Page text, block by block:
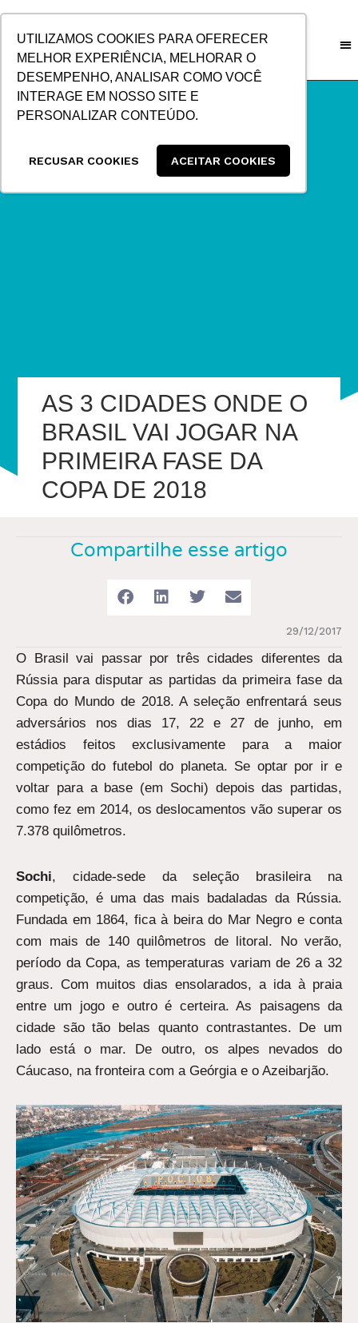
UTILIZAMOS COOKIES PARA OFERECER
MELHOR EXPERIÊNCIA, MELHORAR O
DESEMPENHO, ANALISAR COMO VOCÊ
INTERAGE EM NOSSO SITE E
PERSONALIZAR CONTEÚDO.
RECUSAR COOKIES ACEITAR COOKIES
CONTEÚDO
AS 3 CIDADES ONDE O
BRASIL VAI JOGAR NA
PRIMEIRA FASE DA
COPA DE 2018
Compartilhe esse artigo
29/12/2017
O Brasil vai passar por três cidades diferentes da
Rússia para disputar as partidas da primeira fase da
Copa do Mundo de 2018. A seleção enfrentará seus
adversários nos dias 17, 22 e 27 de junho, em
estádios feitos exclusivamente para a maior
competição do futebol do planeta. Se optar por ir e
voltar para a base (em Sochi) depois das partidas,
como fez em 2014, os deslocamentos vão superar os
7.378 quilômetros.
Sochi, cidade-sede da seleção brasileira na
competição, é uma das mais badaladas da Rússia.
Fundada em 1864, fica à beira do Mar Negro e conta
com mais de 140 quilômetros de litoral. No verão,
período da Copa, as temperaturas variam de 26 a 32
graus. Com muitos dias ensolarados, a ida à praia
entre um jogo e outro é certeira. As paisagens da
cidade são tão belas quanto contrastantes. De um
lado está o mar. De outro, os alpes nevados do
Cáucaso, na fronteira com a Geórgia e o Azeibarjão.